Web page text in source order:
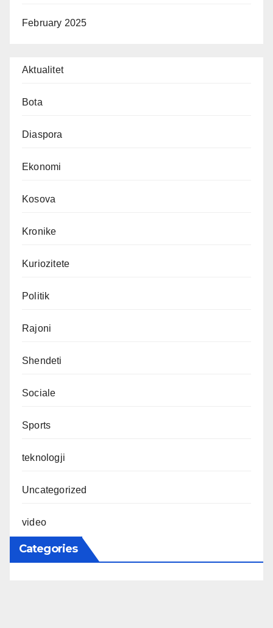
February 2025
Aktualitet
Bota
Diaspora
Ekonomi
Kosova
Kronike
Kuriozitete
Politik
Rajoni
Shendeti
Sociale
Sports
teknologji
Uncategorized
video
Categories